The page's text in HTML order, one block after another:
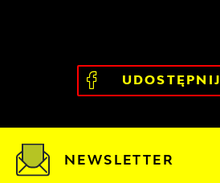
UDOSTĘPNIJ
NEWSLETTER